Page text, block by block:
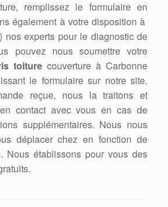
remplissez le formulaire en
également à votre disposition à
nos experts pour le diagnostic de
pouvez nous soumettre votre
toiture couverture à Carbonne
le formulaire sur notre site.
reçue, nous la traitons et
contact avec vous en cas de
supplémentaires. Nous nous
déplacer chez en fonction de
Nous établissons pour vous des